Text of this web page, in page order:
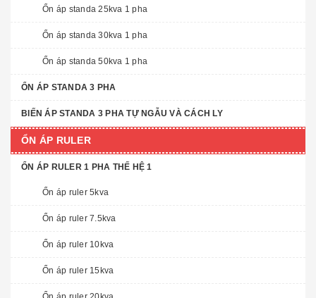
Ổn áp standa 25kva 1 pha
Ổn áp standa 30kva 1 pha
Ổn áp standa 50kva 1 pha
ỔN ÁP STANDA 3 PHA
BIẾN ÁP STANDA 3 PHA TỰ NGẪU VÀ CÁCH LY
ỔN ÁP RULER
ỔN ÁP RULER 1 PHA THẾ HỆ 1
Ổn áp ruler 5kva
Ổn áp ruler 7.5kva
Ổn áp ruler 10kva
Ổn áp ruler 15kva